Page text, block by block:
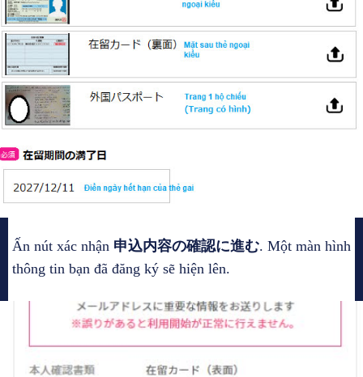
Ấn nút xác nhận 申込内容の確認に進む. Một màn hình
thông tin bạn đã đăng ký sẽ hiện lên.